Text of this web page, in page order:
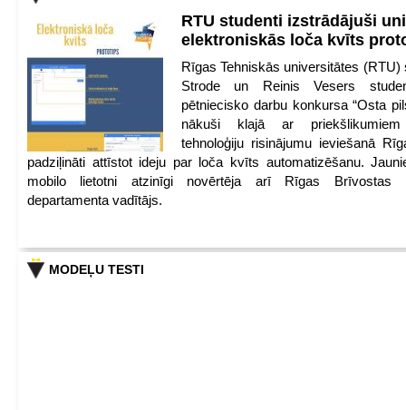
RTU studenti izstrādājuši
elektroniskās loča kvīts
Rīgas Tehniskās universitātes (RTU)
Strode un Reinis Vesers
pētniecisko darbu konkursa “Osta
nākuši klajā ar priekšlikumiem
tehnoloģiju risinājumu ieviešanā
padziļināti attīstot ideju par loča kvīts automatizēšanu.
mobilo lietotni atzinīgi novērtēja arī Rīgas Brīvostas
departamenta vadītājs.
MODEĻU TESTI